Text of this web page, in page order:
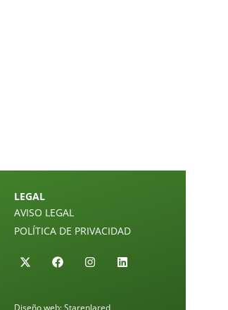
LEGAL
AVISO LEGAL
POLÍTICA DE PRIVACIDAD
Diseño web:Starenlared